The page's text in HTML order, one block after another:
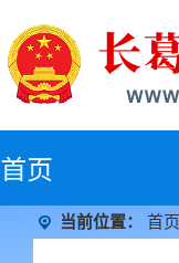
首页
当前位置： 首页